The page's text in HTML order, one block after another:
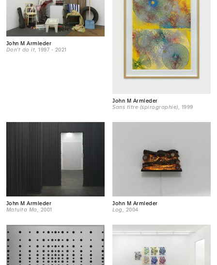
John M Armleder
Don't do it , 1997 - 2021
John M Armleder
Sans titre (spirographie) , 1999
John M Armleder
Matuita Ma , 2001
John M Armleder
Log , 2004